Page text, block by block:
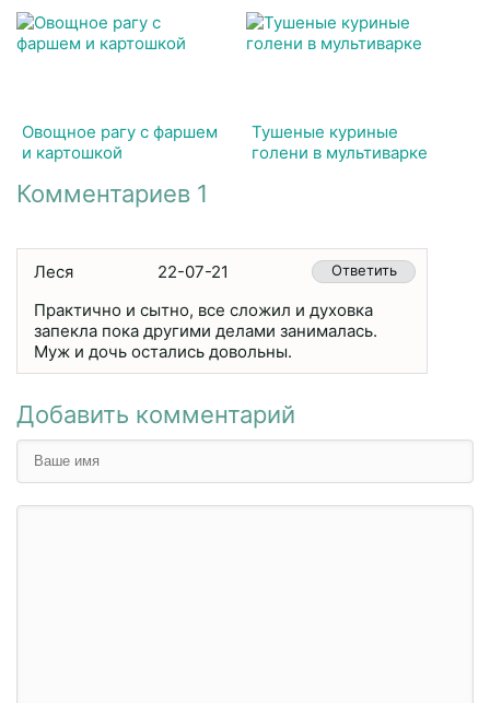
Овощное рагу с фаршем
и картошкой
Тушеные куриные
голени в мультиварке
Комментариев 1
Леся 22-07-21 Ответить
Практично и сытно, все сложил и духовка
запекла пока другими делами занималась.
Муж и дочь остались довольны.
Добавить комментарий